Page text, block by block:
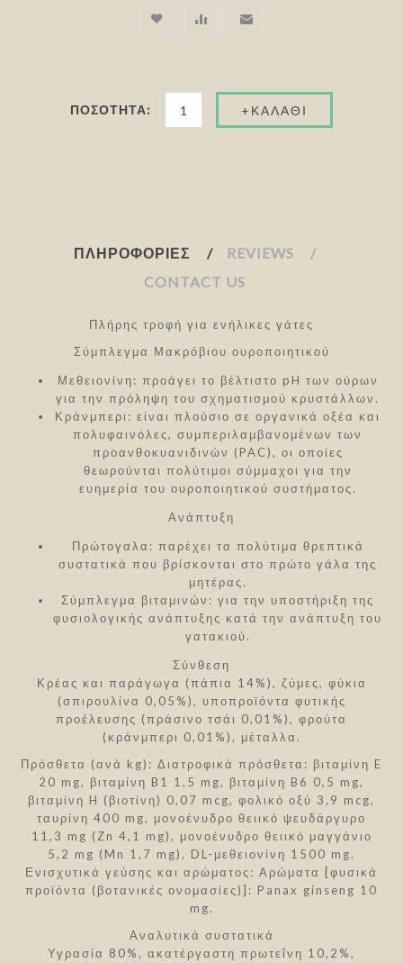
ΠΟΣΌΤΗΤΑ:
ΠΛΗΡΟΦΟΡΊΕΣ
REVIEWS
CONTACT US
Πλήρης τροφή για ενήλικες γάτες
Σύμπλεγμα Μακρόβιου ουροποιητικού
Μεθειονίνη: προάγει το βέλτιστο pH των ούρων
για την πρόληψη του σχηματισμού κρυστάλλων.
Κράνμπερι: είναι πλούσιο σε οργανικά οξέα και
πολυφαινόλες, συμπεριλαμβανομένων των
προανθοκυανιδινών (PAC), οι οποίες
θεωρούνται πολύτιμοι σύμμαχοι για την
ευημερία του ουροποιητικού συστήματος.
Ανάπτυξη
Πρώτογαλα: παρέχει τα πολύτιμα θρεπτικά
συστατικά που βρίσκονται στο πρώτο γάλα της
μητέρας.
Σύμπλεγμα βιταμινών: για την υποστήριξη της
φυσιολογικής ανάπτυξης κατά την ανάπτυξη του
γατακιού.
Σύνθεση
Κρέας και παράγωγα (πάπια 14%), ζύμες, φύκια
(σπιρουλίνα 0,05%), υποπροϊόντα φυτικής
προέλευσης (πράσινο τσάι 0,01%), φρούτα
(κράνμπερι 0,01%), μέταλλα.
Πρόσθετα (ανά kg): Διατροφικά πρόσθετα: βιταμίνη E
20 mg, βιταμίνη B1 1,5 mg, βιταμίνη B6 0,5 mg,
βιταμίνη H (βιοτίνη) 0,07 mcg, φολικό οξύ 3,9 mcg,
ταυρίνη 400 mg, μονοένυδρο θειικό ψευδάργυρο
11,3 mg (Zn 4,1 mg), μονοένυδρο θειικό μαγγάνιο
5,2 mg (Mn 1,7 mg), DL-μεθειονίνη 1500 mg.
Ενισχυτικά γεύσης και αρώματος: Αρώματα [φυσικά
προϊόντα (βοτανικές ονομασίες)]: Panax ginseng 10
mg.
Αναλυτικά συστατικά
Υγρασία 80%, ακατέργαστη πρωτεΐνη 10,2%,